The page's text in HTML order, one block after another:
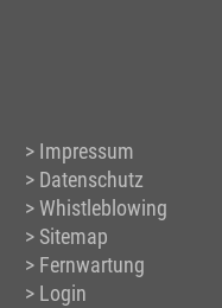
Impressum
Datenschutz
Whistleblowing
Sitemap
Fernwartung
Login